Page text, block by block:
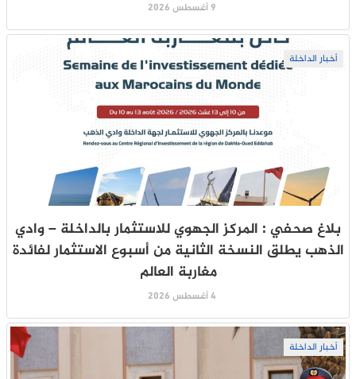
9 أغسطس 2026
أخبار الداخلة
بلاغ صحفي : المركز الجهوي للاستثمار بالداخلة – وادي
الذهب يطلق النسخة الثانية من أسبوع الاستثمار لفائدة
مغاربة العالم
4 أغسطس 2026
أخبار الداخلة